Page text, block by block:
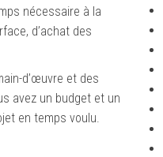
nécessaire à la
d’achat des
d’œuvre et des
avez un budget et un
en temps voulu.